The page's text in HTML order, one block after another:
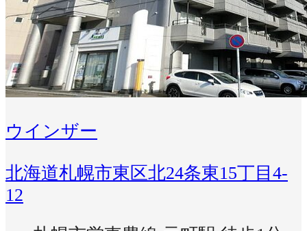
ウインザー
北海道札幌市東区北24条東15丁目4-
12